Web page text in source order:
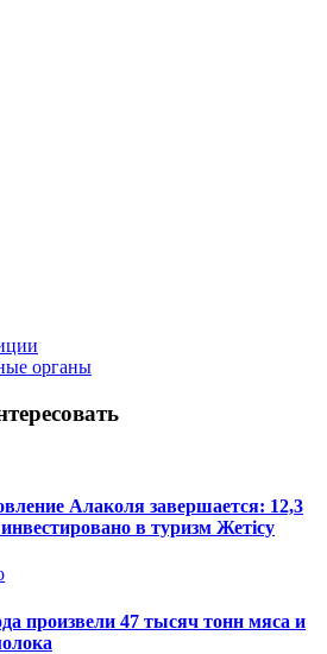
органы
Алаколя завершается: 12,3
в туризм Жетісу
произвели 47 тысяч тонн мяса и